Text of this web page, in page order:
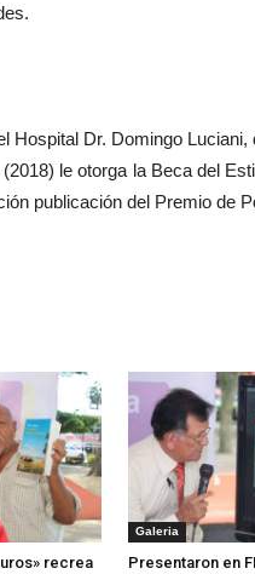
Dr. Domingo
le otorga la Beca del
publicación del Premio de
recrea
Galeria
Presentaron en